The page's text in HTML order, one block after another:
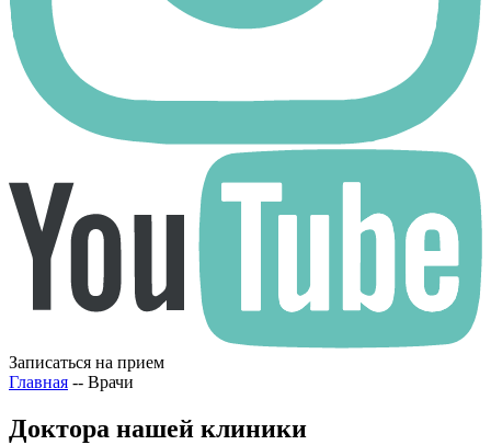
Записаться на прием
Главная -- Врачи
Доктора нашей клиники